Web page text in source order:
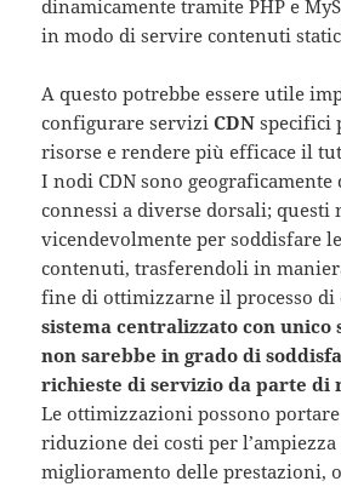
dinamicamente tramite PHP e
in modo di servire contenuti
A questo potrebbe essere utile
configurare serviziCDN specifici
risorse e rendere più efficace il
I nodi CDN sono
connessi a diverse dorsali; questi
vicendevolmente per soddisfare
contenuti, trasferendoli in
fine di ottimizzarne il processo di
sistema centralizzato con unico
non sarebbe in grado di
richieste di servizio da parte di
Le ottimizzazioni possono
riduzione dei costi per
miglioramento delle prestazioni,